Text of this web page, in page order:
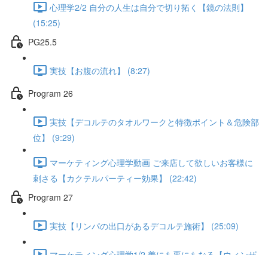
心理学2/2 自分の人生は自分で切り拓く【鏡の法則】
(15:25)
PG25.5
実技【お腹の流れ】 (8:27)
Program 26
実技【デコルテのタオルワークと特徴ポイント＆危険部
位】 (9:29)
マーケティング心理学動画 ご来店して欲しいお客様に
刺さる【カクテルパーティー効果】 (22:42)
Program 27
実技【リンパの出口があるデコルテ施術】 (25:09)